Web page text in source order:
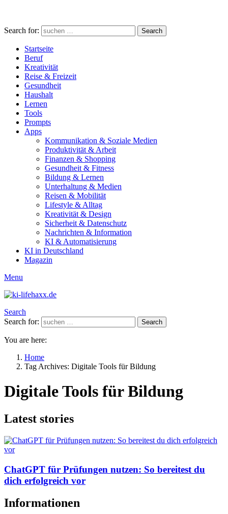
Search for: Search
Startseite
Beruf
Kreativität
Reise & Freizeit
Gesundheit
Haushalt
Lernen
Tools
Prompts
Apps
Kommunikation & Soziale Medien
Produktivität & Arbeit
Finanzen & Shopping
Gesundheit & Fitness
Bildung & Lernen
Unterhaltung & Medien
Reisen & Mobilität
Lifestyle & Alltag
Kreativität & Design
Sicherheit & Datenschutz
Nachrichten & Information
KI & Automatisierung
KI in Deutschland
Magazin
Menu
Search
Search for:
Search
You are here:
Home
Tag Archives: Digitale Tools für Bildung
Digitale Tools für Bildung
Latest stories
ChatGPT für Prüfungen nutzen: So bereitest du
dich erfolgreich vor
Informationen